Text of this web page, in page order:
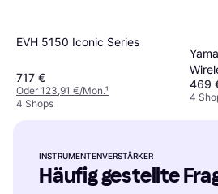
EVH 5150 Iconic Series
717 €
Oder 123,91 €/Mon.¹
4 Shops
469
4
INSTRUMENTENVERSTÄRKER
Häufig gestellte